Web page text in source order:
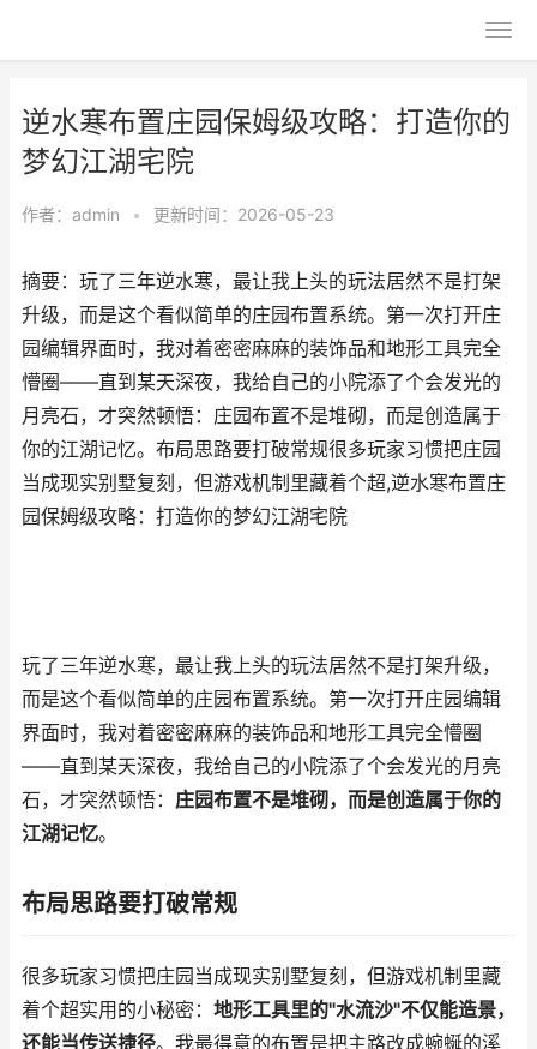
逆水寒布置庄园保姆级攻略：打造你的
梦幻江湖宅院
作者： admin • 更新时间：2026-05-23
摘要：玩了三年逆水寒，最让我上头的玩法居然不是打架
升级，而是这个看似简单的庄园布置系统。第一次打开庄
园编辑界面时，我对着密密麻麻的装饰品和地形工具完全
懵圈——直到某天深夜，我给自己的小院添了个会发光的
月亮石，才突然顿悟：庄园布置不是堆砌，而是创造属于
你的江湖记忆。布局思路要打破常规很多玩家习惯把庄园
当成现实别墅复刻，但游戏机制里藏着个超,逆水寒布置庄
园保姆级攻略：打造你的梦幻江湖宅院
玩了三年逆水寒，最让我上头的玩法居然不是打架升级，
而是这个看似简单的庄园布置系统。第一次打开庄园编辑
界面时，我对着密密麻麻的装饰品和地形工具完全懵圈
——直到某天深夜，我给自己的小院添了个会发光的月亮
石，才突然顿悟： 庄园布置不是堆砌，而是创造属于你的
江湖记忆。
布局思路要打破常规
很多玩家习惯把庄园当成现实别墅复刻，但游戏机制里藏
着个超实用的小秘密： 地形工具里的"水流沙"不仅能造景，
还能当传送捷径。我最得意的布置是把主路改成蜿蜒的溪